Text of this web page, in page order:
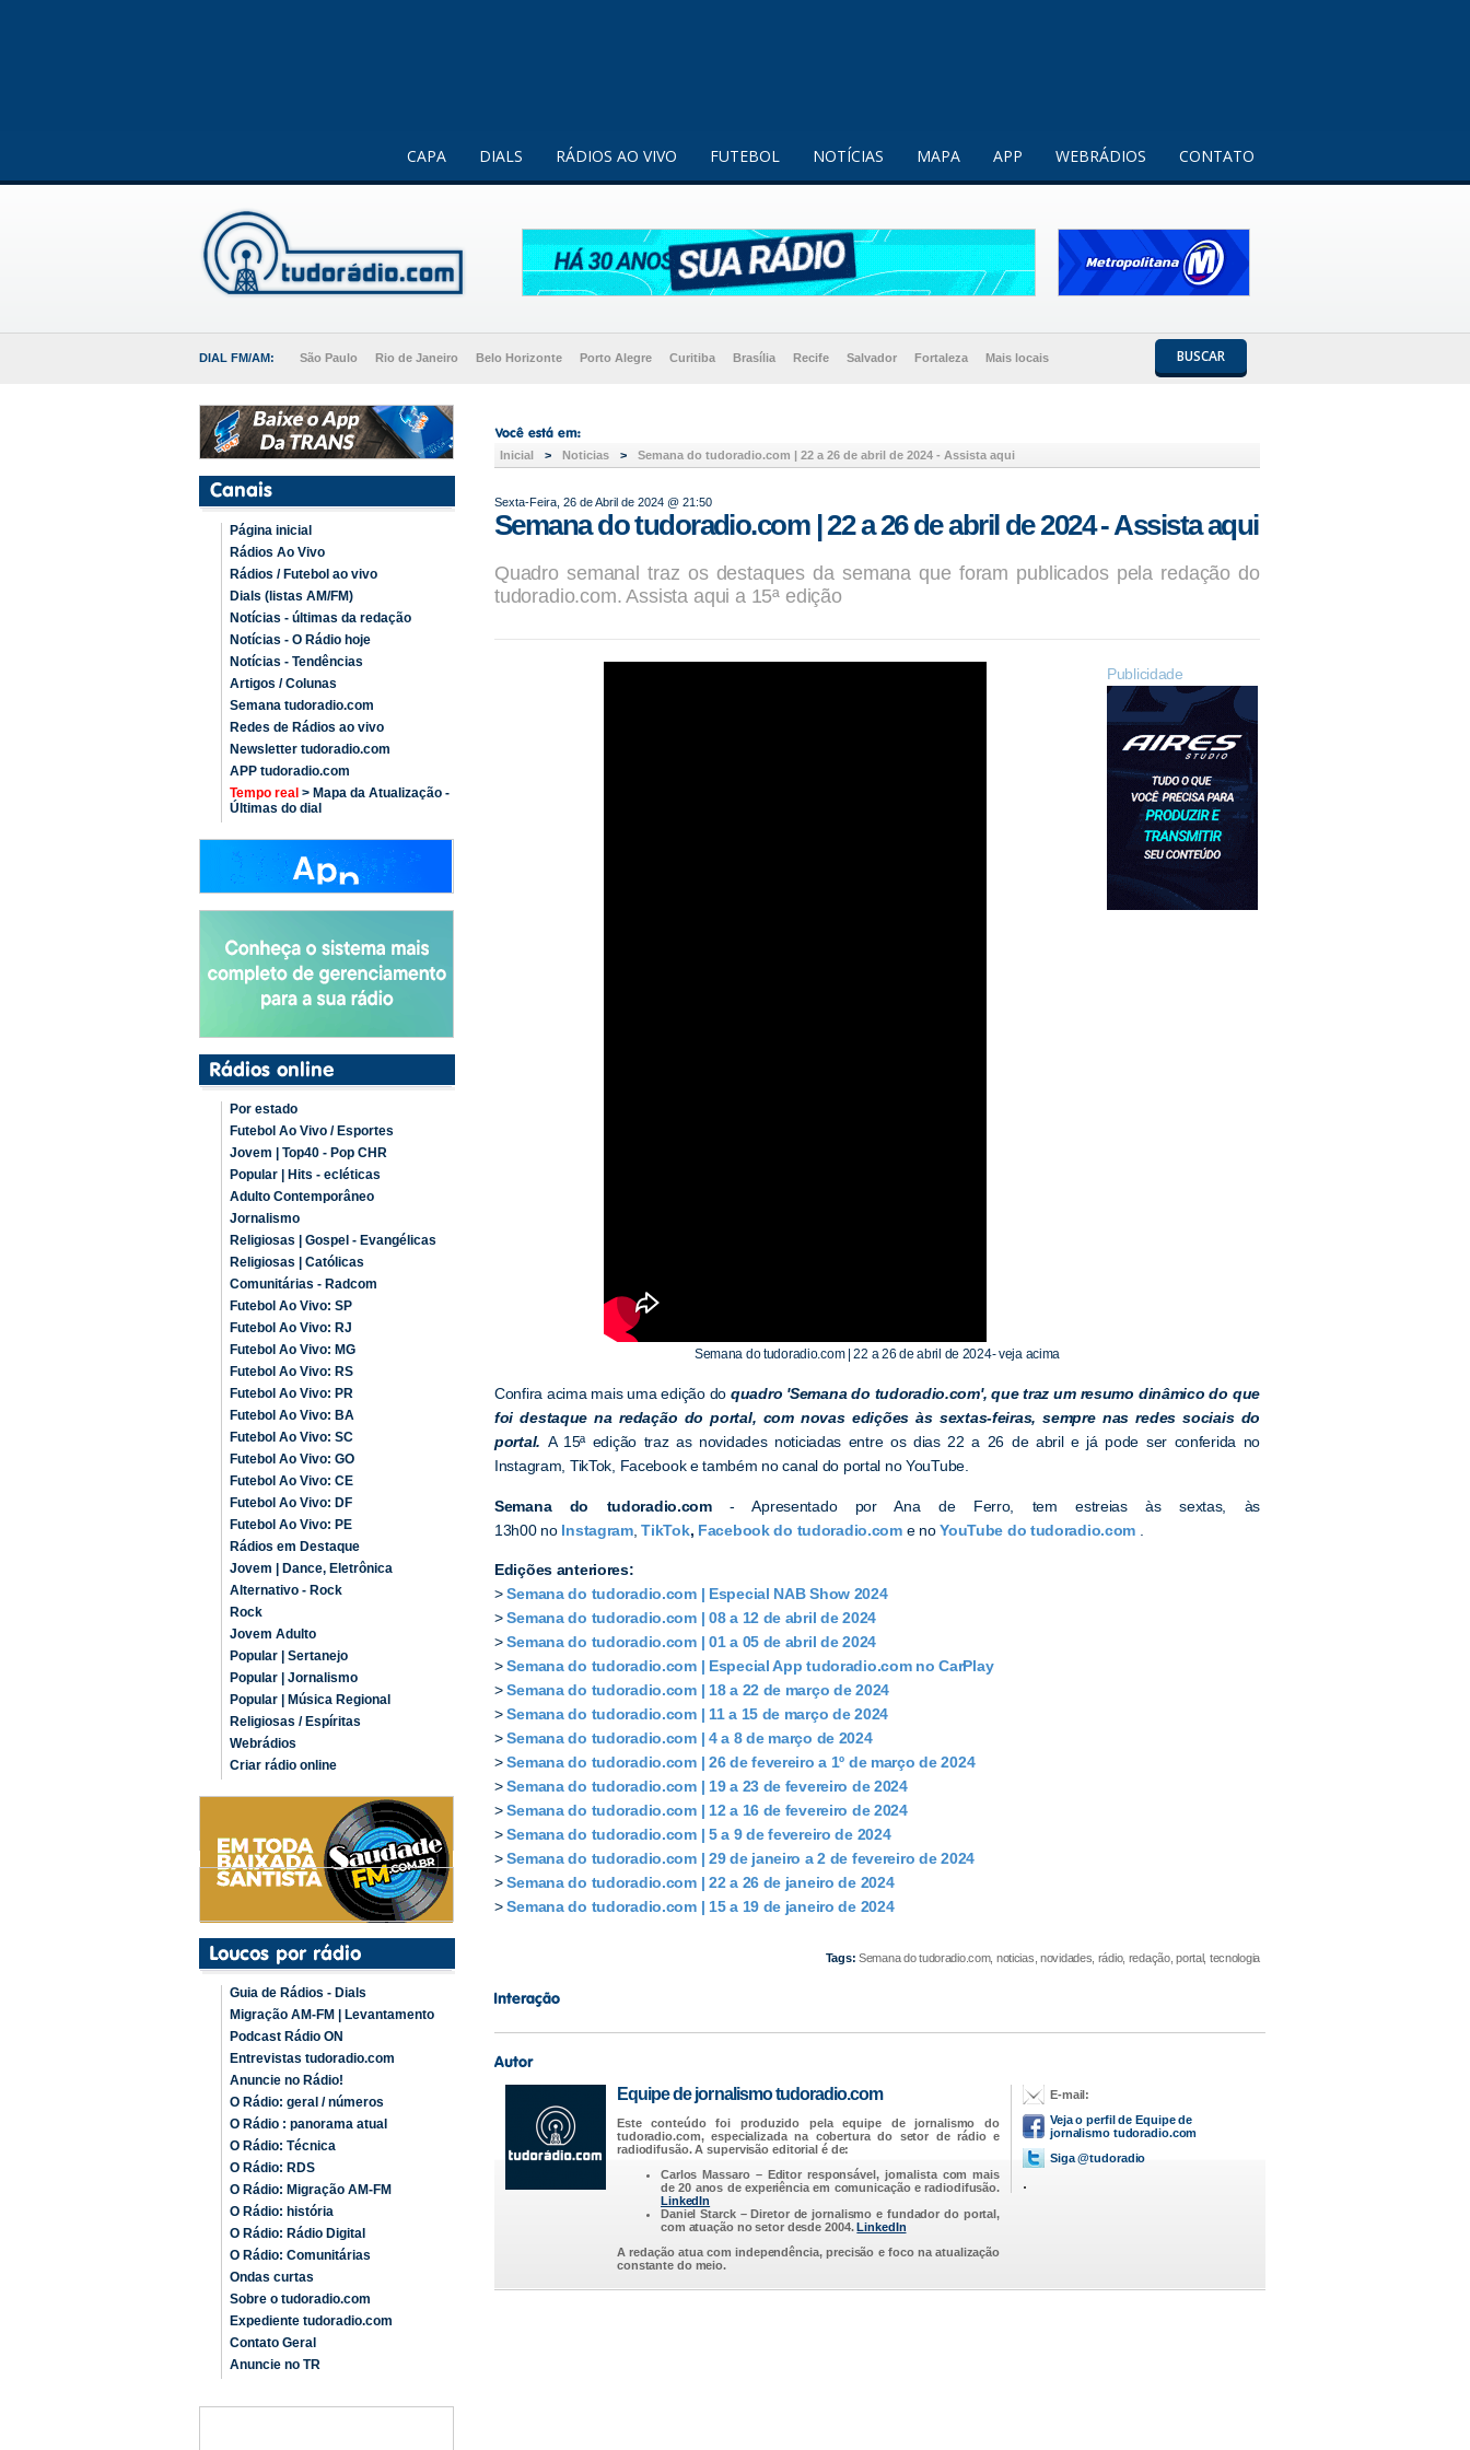
CAPA DIALS RÁDIOS AO VIVO FUTEBOL NOTÍCIAS MAPA APP WEBRÁDIOS CONTATO
DIAL FM/AM: São Paulo Rio de Janeiro Belo Horizonte Porto Alegre Curitiba Brasília Recife Salvador Fortaleza Mais locais BUSCAR
Página inicial
Rádios Ao Vivo
Rádios / Futebol ao vivo
Dials (listas AM/FM)
Notícias - últimas da redação
Notícias - O Rádio hoje
Notícias - Tendências
Artigos / Colunas
Semana tudoradio.com
Redes de Rádios ao vivo
Newsletter tudoradio.com
APP tudoradio.com
Tempo real > Mapa da Atualização -
Últimas do dial
Por estado
Futebol Ao Vivo / Esportes
Jovem | Top40 - Pop CHR
Popular | Hits - ecléticas
Adulto Contemporâneo
Jornalismo
Religiosas | Gospel - Evangélicas
Religiosas | Católicas
Comunitárias - Radcom
Futebol Ao Vivo: SP
Futebol Ao Vivo: RJ
Futebol Ao Vivo: MG
Futebol Ao Vivo: RS
Futebol Ao Vivo: PR
Futebol Ao Vivo: BA
Futebol Ao Vivo: SC
Futebol Ao Vivo: GO
Futebol Ao Vivo: CE
Futebol Ao Vivo: DF
Futebol Ao Vivo: PE
Rádios em Destaque
Jovem | Dance, Eletrônica
Alternativo - Rock
Rock
Jovem Adulto
Popular | Sertanejo
Popular | Jornalismo
Popular | Música Regional
Religiosas / Espíritas
Webrádios
Criar rádio online
Guia de Rádios - Dials
Migração AM-FM | Levantamento
Podcast Rádio ON
Entrevistas tudoradio.com
Anuncie no Rádio!
O Rádio: geral / números
O Rádio : panorama atual
O Rádio: Técnica
O Rádio: RDS
O Rádio: Migração AM-FM
O Rádio: história
O Rádio: Rádio Digital
O Rádio: Comunitárias
Ondas curtas
Sobre o tudoradio.com
Expediente tudoradio.com
Contato Geral
Anuncie no TR
Inicial > Noticias > Semana do tudoradio.com | 22 a 26 de abril de 2024 - Assista aqui
Sexta-Feira, 26 de Abril de 2024 @ 21:50
Semana do tudoradio.com | 22 a 26 de abril de 2024 - Assista aqui
Quadro semanal traz os destaques da semana que foram publicados pela redação do
tudoradio.com. Assista aqui a 15ª edição
Publicidade
Semana do tudoradio.com | 22 a 26 de abril de 2024- veja acima
Confira acima mais uma edição doquadro 'Semana do tudoradio.com', que traz um resumo dinâmico do que
foi destaque na redação do portal, com novas edições às sextas-feiras, sempre nas redes sociais do
portal. A 15ª edição traz as novidades noticiadas entre os dias 22 a 26 de abril e já pode ser conferida no
Instagram, TikTok, Facebook e também no canal do portal no YouTube.
Semana do tudoradio.com- Apresentado por Ana de Ferro, tem estreias às sextas, às
13h00 no Instagram,TikTok, Facebook do tudoradio.come noYouTube do tudoradio.com
Edições anteriores:
>Semana do tudoradio.com | Especial NAB Show 2024
>Semana do tudoradio.com | 08 a 12 de abril de 2024
>Semana do tudoradio.com | 01 a 05 de abril de 2024
>Semana do tudoradio.com | Especial App tudoradio.com no CarPlay
>Semana do tudoradio.com | 18 a 22 de março de 2024
>Semana do tudoradio.com | 11 a 15 de março de 2024
>Semana do tudoradio.com | 4 a 8 de março de 2024
>Semana do tudoradio.com | 26 de fevereiro a 1º de março de 2024
>Semana do tudoradio.com | 19 a 23 de fevereiro de 2024
>Semana do tudoradio.com | 12 a 16 de fevereiro de 2024
>Semana do tudoradio.com | 5 a 9 de fevereiro de 2024
>Semana do tudoradio.com | 29 de janeiro a 2 de fevereiro de 2024
>Semana do tudoradio.com | 22 a 26 de janeiro de 2024
>Semana do tudoradio.com | 15 a 19 de janeiro de 2024
Tags: Semana do tudoradio.com, noticias, novidades, rádio, redação, portal, tecnologia
Equipe de jornalismo tudoradio.com
Este conteúdo foi produzido pela equipe de jornalismo do
tudoradio.com, especializada na cobertura do setor de rádio e
radiodifusão. A supervisão editorial é de:
Carlos Massaro– Editor responsável, jornalista com mais
de 20 anos de experiência em comunicação e radiodifusão.
LinkedIn
Daniel Starck– Diretor de jornalismo e fundador do portal,
com atuação no setor desde 2004.LinkedIn
A redação atua com independência, precisão e foco na atualização
constante do meio.
E-mail:
Veja o perfil de Equipe de
jornalismo tudoradio.com
Siga @tudoradio
.